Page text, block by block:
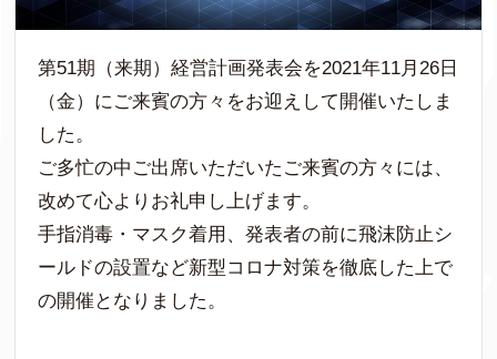
第51期（来期）経営計画発表会を2021年11月26日
（金）にご来賓の方々をお迎えして開催いたしま
した。
ご多忙の中ご出席いただいたご来賓の方々には、
改めて心よりお礼申し上げます。
手指消毒・マスク着用、発表者の前に飛沫防止シ
ールドの設置など新型コロナ対策を徹底した上で
の開催となりました。